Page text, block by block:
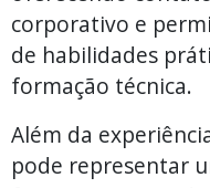
corporativo e
de habilidades
formação técnica.
Além da
pode representar